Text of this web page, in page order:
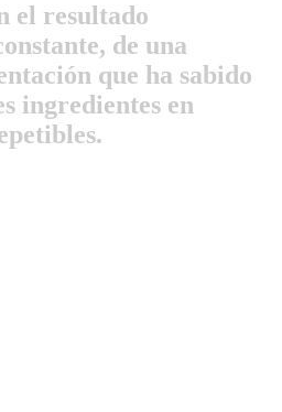
el resultado
onstante, de una
ntación que ha sabido
s ingredientes en
petibles.